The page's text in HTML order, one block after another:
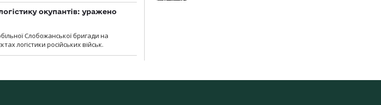
окупантів: уражено
Слобожанської бригади на
логістики російських військ.